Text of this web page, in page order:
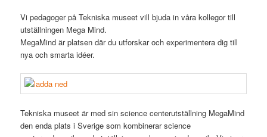
Vi pedagoger på Tekniska museet vill bjuda in våra kollegor till
utställningen Mega Mind.
MegaMind är platsen där du utforskar och experimentera dig till
nya och smarta idéer.
Tekniska museet är med sin science centerutställning MegaMind
den enda plats i Sverige som kombinerar science